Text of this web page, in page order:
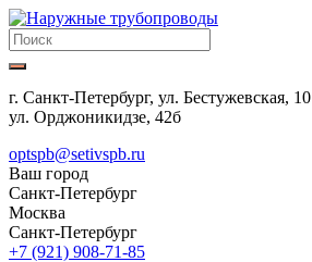
г. Санкт-Петербург, ул. Бестужевская, 10
ул. Орджоникидзе, 42б
optspb@setivspb.ru
Ваш город
Санкт-Петербург
Москва
Санкт-Петербург
+7 (921) 908-71-85